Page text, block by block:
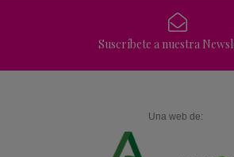
Suscríbete a nuestra
Una web de: